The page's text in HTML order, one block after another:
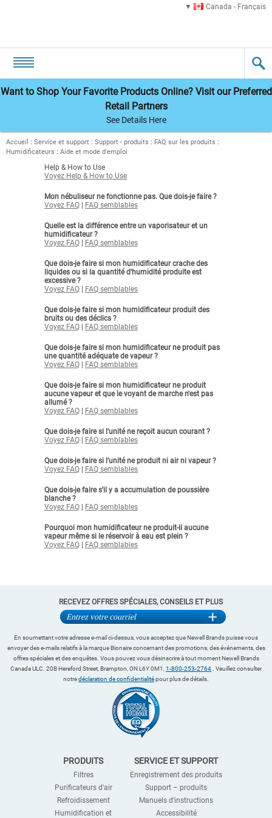
Canada - Français
Want to Shop Your Favorite Products Online? Visit our Preferred
Retail Partners
See Details Here
Accueil : Service et support : Support - produits : FAQ sur les produits :
Humidificateurs : Aide et mode d'emploi
Help & How to Use
Voyez Help & How to Use
Mon nébuliseur ne fonctionne pas. Que dois-je faire ?
Voyez FAQ
FAQ semblables
Quelle est la différence entre un vaporisateur et un
humidificateur ?
Voyez FAQ
FAQ semblables
Que dois-je faire si mon humidificateur crache des
liquides ou si la quantité d'humidité produite est
excessive ?
Voyez FAQ
FAQ semblables
Que dois-je faire si mon humidificateur produit des
bruits ou des déclics ?
Voyez FAQ
FAQ semblables
Que dois-je faire si mon humidificateur ne produit pas
une quantité adéquate de vapeur ?
Voyez FAQ
FAQ semblables
Que dois-je faire si mon humidificateur ne produit
aucune vapeur et que le voyant de marche n'est pas
allumé ?
Voyez FAQ
FAQ semblables
Que dois-je faire si l'unité ne reçoit aucun courant ?
Voyez FAQ
FAQ semblables
Que dois-je faire si l'unité ne produit ni air ni vapeur ?
Voyez FAQ
FAQ semblables
Que dois-je faire s'il y a accumulation de poussière
blanche ?
Voyez FAQ
FAQ semblables
Pourquoi mon humidificateur ne produit-il aucune
vapeur même si le réservoir à eau est plein ?
Voyez FAQ
FAQ semblables
RECEVEZ OFFRES SPÉCIALES, CONSEILS ET PLUS
En soumettant votre adresse e-mail ci-dessus, vous acceptez que Newell Brands puisse vous
envoyer des e-mails relatifs à la marque Bionaire concernant des promotions, des événements, des
offres spéciales et des enquêtes. Vous pouvez vous désinscrire à tout moment Newell Brands
Canada ULC. 20B Hereford Street, Brampton, ON L6Y 0M1, 1-800-253-2764
. Veuillez consulter
notredéclaration de confidentialitépour plus de détails.
PRODUITS
Filtres
Purificateurs d'air
Refroidissement
Humidification et
SERVICE ET SUPPORT
Enregistrement des produits
Support – produits
Manuels d’instructions
Accessibilité